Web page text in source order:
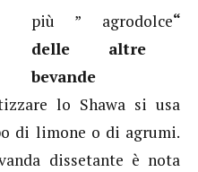
più ” agrodolce“
delle altre
bevande
lo Shawa si usa
di limone o di agrumi.
dissetante è nota